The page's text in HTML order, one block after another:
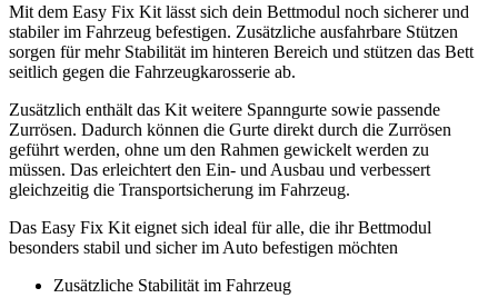
Mit dem Easy Fix Kit lässt sich dein Bettmodul noch sicherer und
stabiler im Fahrzeug befestigen. Zusätzliche ausfahrbare Stützen
sorgen für mehr Stabilität im hinteren Bereich und stützen das Bett
seitlich gegen die Fahrzeugkarosserie ab.
Zusätzlich enthält das Kit weitere Spanngurte sowie passende
Zurrösen. Dadurch können die Gurte direkt durch die Zurrösen
geführt werden, ohne um den Rahmen gewickelt werden zu
müssen. Das erleichtert den Ein- und Ausbau und verbessert
gleichzeitig die Transportsicherung im Fahrzeug.
Das Easy Fix Kit eignet sich ideal für alle, die ihr Bettmodul
besonders stabil und sicher im Auto befestigen möchten
Zusätzliche Stabilität im Fahrzeug